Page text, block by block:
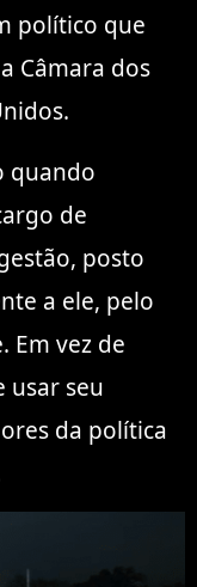
político que
Câmara dos
quando
de
posto
a ele, pelo
Em vez de
usar seu
da política